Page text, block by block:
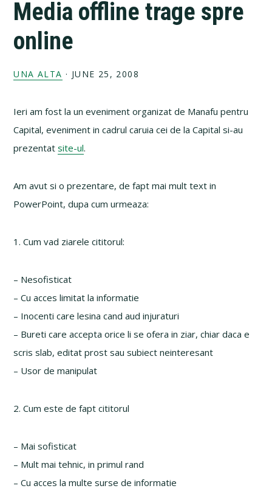
Media offline trage spre
online
UNA ALTA · JUNE 25, 2008
Ieri am fost la un eveniment organizat de Manafu pentru
Capital, eveniment in cadrul caruia cei de la Capital si-au
prezentatsite-ul.
Am avut si o prezentare, de fapt mai mult text in
PowerPoint, dupa cum urmeaza:
1. Cum vad ziarele cititorul:
– Nesofisticat
– Cu acces limitat la informatie
– Inocenti care lesina cand aud injuraturi
– Bureti care accepta orice li se ofera in ziar, chiar daca e
scris slab, editat prost sau subiect neinteresant
– Usor de manipulat
2. Cum este de fapt cititorul
– Mai sofisticat
– Mult mai tehnic, in primul rand
– Cu acces la multe surse de informatie